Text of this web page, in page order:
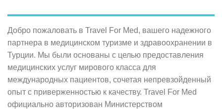
Добро пожаловать в Travel For Med, вашего надежного
партнера в медицинском туризме и здравоохранении в
Турции. Мы были основаны с целью предоставления
медицинских услуг мирового класса для
международных пациентов, сочетая непревзойденный
опыт с приверженностью к качеству. Travel For Med
официально авторизован Министерством